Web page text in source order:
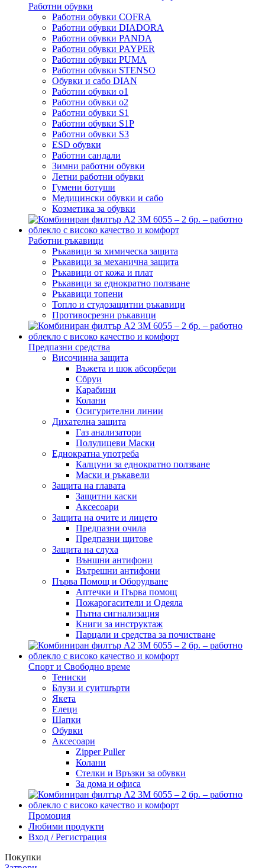
Работни обувки
Работни обувки COFRA
Работни обувки DIADORA
Работни обувки PANDA
Работни обувки PAYPER
Работни обувки PUMA
Работни обувки STENSO
Обувки и сабо DIAN
Работни обувки o1
Работни обувки o2
Работни обувки S1
Работни обувки S1P
Работни обувки S3
ESD обувки
Работни сандали
Зимни работни обувки
Летни работни обувки
Гумени ботуши
Медицински обувки и сабо
Козметика за обувки
Работни ръкавици
Ръкавици за химическа защита
Ръкавици за механична защита
Ръкавици от кожа и плат
Ръкавици за еднократно ползване
Ръкавици топени
Топло и студозащитни ръкавици
Противосрезни ръкавици
Предпазни средства
Височинна защита
Въжета и шок абсорбери
Сбруи
Карабини
Колани
Осигурителни линии
Дихателна защита
Газ анализатори
Полулицеви Маски
Еднократна употреба
Калцуни за еднократно ползване
Маски и ръкавели
Защита на главата
Защитни каски
Аксесоари
Защита на очите и лицето
Предпазни очила
Предпазни щитове
Защита на слуха
Външни антифони
Вътрешни антифони
Първа Помощ и Оборудване
Аптечки и Първа помощ
Пожарогасители и Одеяла
Пътна сигнализация
Книги за инструктаж
Парцали и средства за почистване
Спорт и Свободно време
Тениски
Блузи и суитшърти
Якета
Елеци
Шапки
Обувки
Аксесоари
Zipper Puller
Колани
Стелки и Връзки за обувки
За дома и офиса
Промоция
Любими продукти
Вход / Регистрация
Покупки